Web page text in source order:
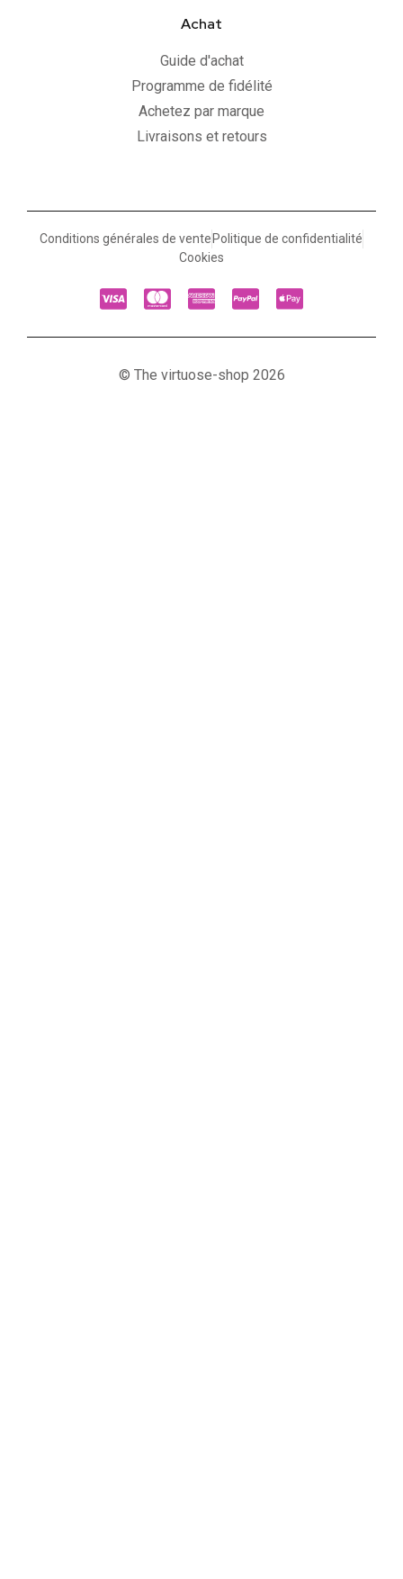
Achat
Guide d'achat
Programme de fidélité
Achetez par marque
Livraisons et retours
Conditions générales de vente Politique de confidentialité
Cookies
© The virtuose-shop 2026